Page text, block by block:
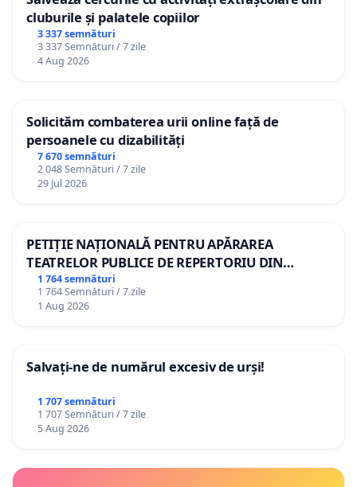
cluburile și palatele copiilor
3 337 semnături
3 337 Semnături / 7 zile
4 Aug 2026
Solicităm combaterea urii online față de
persoanele cu dizabilități
7 670 semnături
2 048 Semnături / 7 zile
29 Jul 2026
PETIȚIE NAȚIONALĂ PENTRU APĂRAREA
TEATRELOR PUBLICE DE REPERTORIU DIN
ROMÂNIA
1 764 semnături
1 764 Semnături / 7 zile
1 Aug 2026
Salvați-ne de numărul excesiv de urși!
1 707 semnături
1 707 Semnături / 7 zile
5 Aug 2026